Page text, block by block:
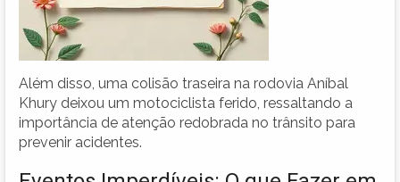
Além disso, uma colisão traseira na rodovia Aníbal
Khury deixou um motociclista ferido, ressaltando a
importância de atenção redobrada no trânsito para
prevenir acidentes.